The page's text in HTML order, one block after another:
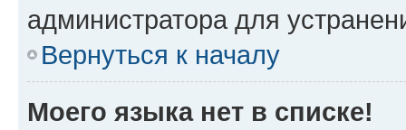
администратора для
Вернуться к началу
Моего языка нет в списке!